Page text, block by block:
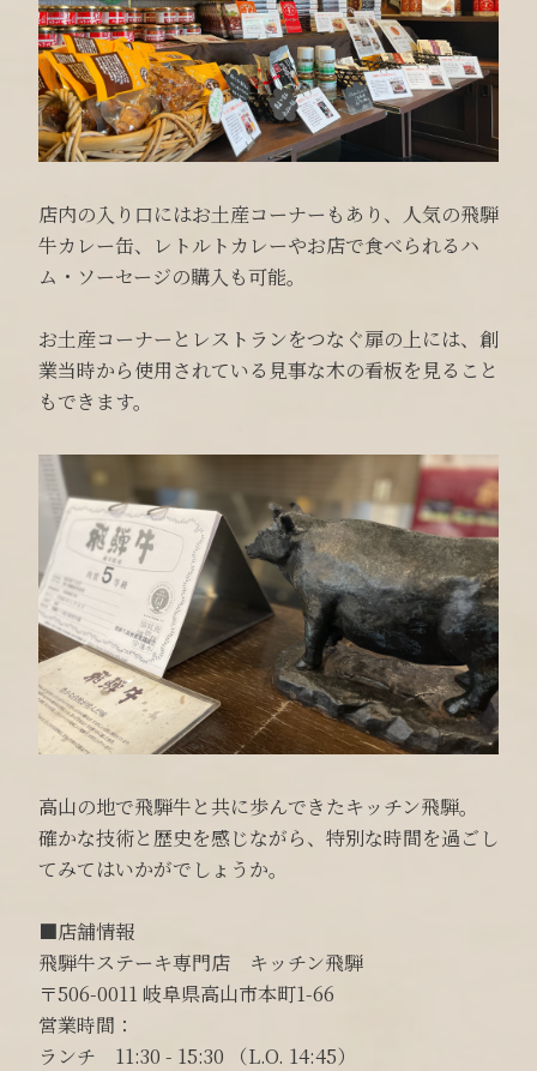
店内の入り口にはお土産コーナーもあり、人気の飛騨
牛カレー缶、レトルトカレーやお店で食べられるハ
ム・ソーセージの購入も可能。
お土産コーナーとレストランをつなぐ扉の上には、創
業当時から使用されている見事な木の看板を見ること
もできます。
高山の地で飛騨牛と共に歩んできたキッチン飛騨。
確かな技術と歴史を感じながら、特別な時間を過ごし
てみてはいかがでしょうか。
■店舗情報
飛騨牛ステーキ専門店 キッチン飛騨
〒506-0011 岐阜県高山市本町1-66
営業時間：
ランチ 11:30 - 15:30 （L.O. 14:45）